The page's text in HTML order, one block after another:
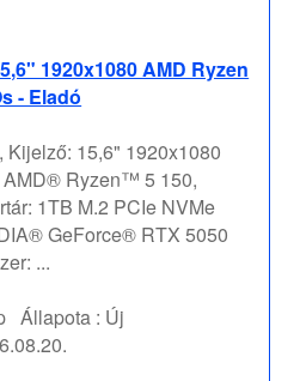
1920x1080 AMD Ryzen
- Eladó
Kijelző: 15,6" 1920x1080
AMD® Ryzen™ 5 150,
1TB M.2 PCIe NVMe
GeForce® RTX 5050
...
Állapota : Új